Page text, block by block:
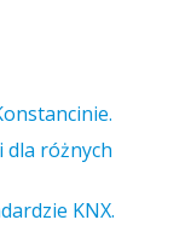
dla różnych
KNX.